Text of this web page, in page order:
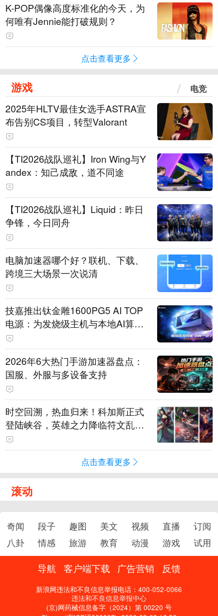
K-POP偶像高度标准化的今天，为
何唯有Jennie能打破规则？
点击查看更多
游戏 电竞
2025年HLTV最佳女选手ASTRA宣
布告别CS项目，转型Valorant
【TI2026战队巡礼】Iron Wing与Y
andex：知己成敌，道不同途
【TI2026战队巡礼】Liquid：昨日
争锋，今日同舟
电脑加速器哪个好？联机、下载、
跨境三大场景一次说清
技嘉推出钛金雕1600PG5 AI TOP
电源：为发烧级主机与本地AI算力
打造旗舰供电方案
2026年6大热门手游加速器盘点：
国服、外服与多设备支持
时空回溯，热血归来！科加斯正式
登陆峡谷，英雄之力降临符文乱
斗！
点击查看更多
滚动
奇闻 段子 趣图 美文 视频 直播
订阅
八卦
情感 旅游 教育 动漫 游戏 试用
导航 客户端下载 广告营销 反馈
新浪网违法和不良信息举报电话：400-052-0066
违法和不良信息举报中心
(京)网药械信息备字（2024）第 00220 号